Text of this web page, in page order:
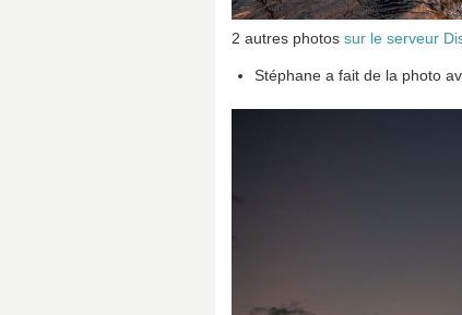
2 autres photos sur le serveur
Stéphane a fait de la photo